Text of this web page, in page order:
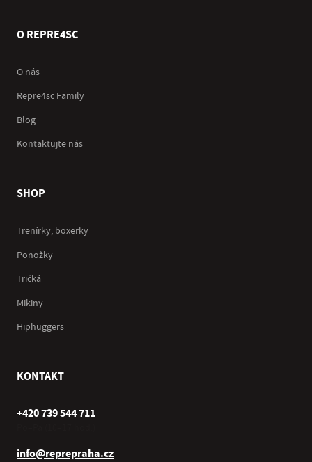
O REPRE4SC
O nás
Repre4sc Family
Blog
Kontaktujte nás
SHOP
Trenírky, boxerky
Ponožky
Tričká
Mikiny
Hiphuggers
KONTAKT
+420 739 544 711
info@reprepraha.cz